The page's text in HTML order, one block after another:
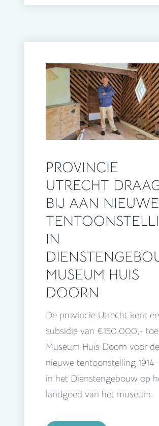
PROVINCIE
UTRECHT
BIJ AAN NIEUWE
IN
MUSEUM HUIS
DOORN
De provincie Utrecht kent
subsidie van €150.000,-
Museum Huis Doorn voor de
nieuwe tentoonstelling 1914-
in het Dienstengebouw op
landgoed van het museum.